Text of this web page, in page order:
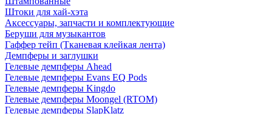
Штоки для хай-хэта
Аксессуары, запчасти и комплектующие
Беруши для музыкантов
Гаффер тейп (Тканевая клейкая лента)
Демпферы и заглушки
Гелевые демпферы Ahead
Гелевые демпферы Evans EQ Pods
Гелевые демпферы Kingdo
Гелевые демпферы Moongel (RTOM)
Гелевые демпферы SlapKlatz